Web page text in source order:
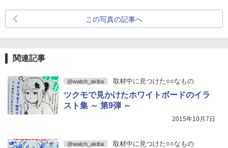
この写真の記事へ
関連記事
@watch_akiba 取材中に見つけた○○なもの
ツクモで見かけたホワイトボードのイラ
スト集 ～ 第9弾 ～
2015年10月7日
@watch_akiba 取材中に見つけた○○なもの